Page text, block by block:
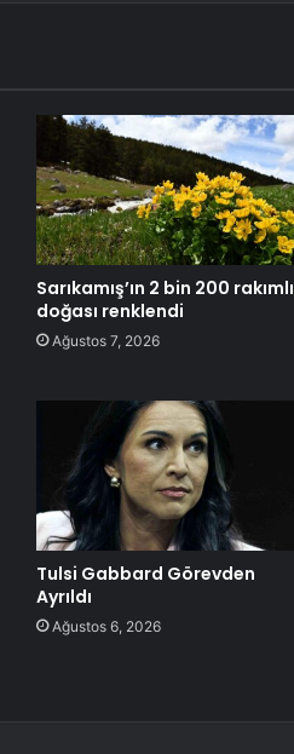
Sarıkamış’ın 2 bin 200 rakımlı
doğası renklendi
Ağustos 7, 2026
Tulsi Gabbard Görevden
Ayrıldı
Ağustos 6, 2026